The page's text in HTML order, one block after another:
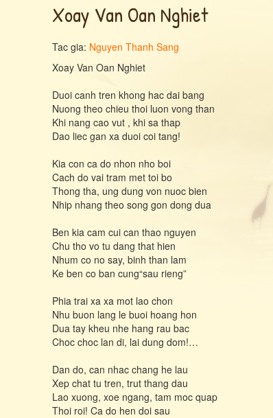
Xoay Van Oan Nghiet
Tac gia: Nguyen Thanh Sang
Xoay Van Oan Nghiet
Duoi canh tren khong hac dai bang
Nuong theo chieu thoi luon vong than
Khi nang cao vut , khi sa thap
Dao liec gan xa duoi coi tang!
Kia con ca do nhon nho boi
Cach do vai tram met toi bo
Thong tha, ung dung von nuoc bien
Nhip nhang theo song gon dong dua
Ben kia cam cui can thao nguyen
Chu tho vo tu dang that hien
Nhum co no say, binh than lam
Ke ben co ban cung“sau rieng”
Phia trai xa xa mot lao chon
Nhu buon lang le buoi hoang hon
Dua tay kheu nhe hang rau bac
Choc choc lan di, lai dung dom!…
Dan do, can nhac chang he lau
Xep chat tu tren, trut thang dau
Lao xuong, xoe ngang, tam moc quap
Thoi roi! Ca do hen doi sau